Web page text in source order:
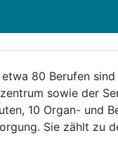
80 Berufen
sowie der
10 Organ- und
Sie zählt zu